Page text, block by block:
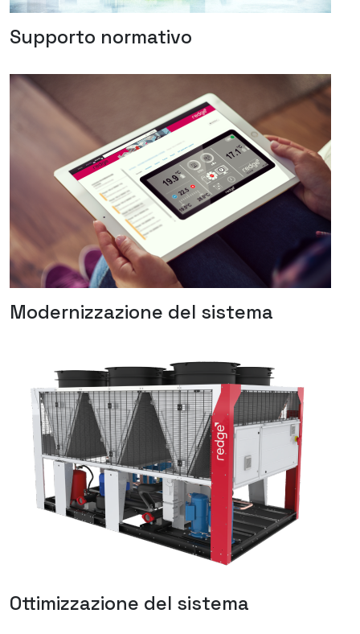
Supporto normativo
Modernizzazione del sistema
Ottimizzazione del sistema